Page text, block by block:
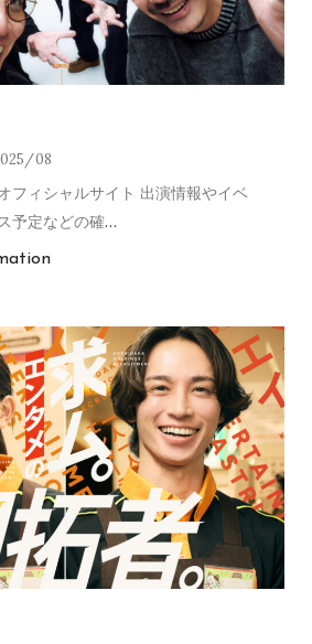
08
フィシャルサイト 出演情報やイベ
予定などの確…